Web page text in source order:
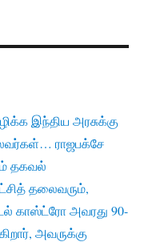
இந்திய அரசுக்கு
ராஜபக்சே
தகவல்
தலைவரும்,
காஸ்ட்ரோ அவரது 90-
அவருக்கு